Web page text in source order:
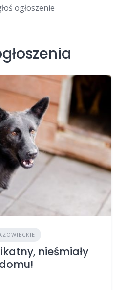
ogłoszenie
nieśmiały